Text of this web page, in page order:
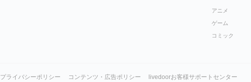
アニメ
ゲーム
コミック
プライバシーポリシー コンテンツ・広告ポリシー livedoorお客様サポートセンター